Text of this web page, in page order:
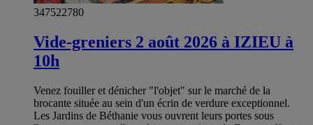
347522780
Vide-greniers 2 août 2026 à IZIEU à
10h
Venez fouiller et dénicher "l'objet" sur le marché de la
brocante située au sein d'un écrin de verdure exceptionnel.
Les Jardins de Béthanie vous ouvrent leurs portes sous